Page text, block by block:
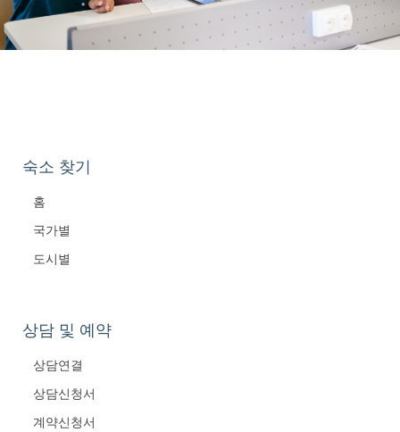
숙소 찾기
홈
국가별
도시별
상담 및 예약
상담연결
상담신청서
계약신청서